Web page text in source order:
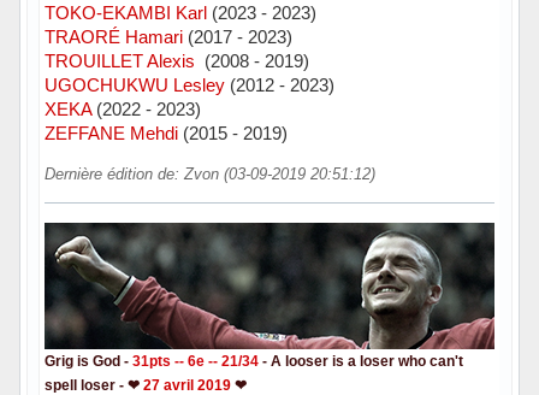
TOKO-EKAMBI Karl(2023 - 2023)
TRAORÉ Hamari(2017 - 2023)
TROUILLET Alexis (2008 - 2019)
UGOCHUKWU Lesley(2012 - 2023)
XEKA(2022 - 2023)
ZEFFANE Mehdi(2015 - 2019)
Dernière édition de: Zvon (03-09-2019 20:51:12)
Grig is God - 31pts -- 6e -- 21/34 - A looser is a loser who can't
spell loser - ❤ 27 avril 2019❤